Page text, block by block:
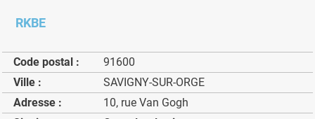
RKBE
Code postal :
91600
Ville :
SAVIGNY-SUR-ORGE
Adresse :
10, rue Van Gogh